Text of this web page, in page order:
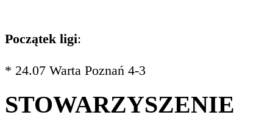
Początek ligi:
* 24.07 Warta Poznań 4-3
STOWARZYSZENIE